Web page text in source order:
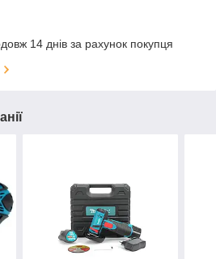
14 днів за рахунок покупця